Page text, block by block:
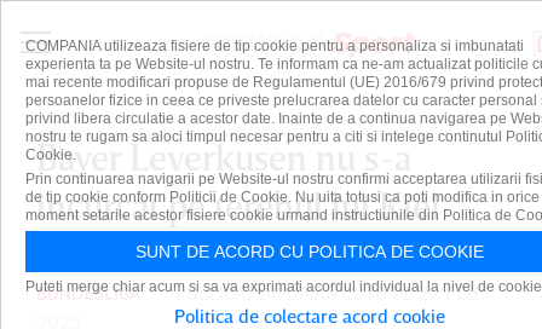
Bayer Leverkusen nu s-a
încurcat pe terenul lui Kiel
BUNDESLIGA PUBLICAT DEDAIAN CUTUPE 22 FEB
COMPANIA utilizeaza fisiere de tip cookie pentru a personaliza si imbunatati
experienta ta pe Website-ul nostru. Te informam ca ne-am actualizat politicile
mai recente modificari propuse de Regulamentul (UE) 2016/679 privind
persoanelor fizice in ceea ce priveste prelucrarea datelor cu caracter personal
privind libera circulatie a acestor date. Inainte de a continua navigarea pe
nostru te rugam sa aloci timpul necesar pentru a citi si intelege continutul
Cookie.
Prin continuarea navigarii pe Website-ul nostru confirmi acceptarea utilizarii
de tip cookie conform Politicii de Cookie. Nu uita totusi ca poti modifica in orice
moment setarile acestor fisiere cookie urmand instructiunile din Politica de
SUNT DE ACORD CU POLITICA DE COOKIE
Puteti merge chiar acum si sa va exprimati acordul individual la nivel de
Politica de colectare acord cookie